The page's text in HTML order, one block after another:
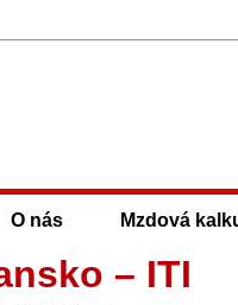
O nás Mzdová
– ITI